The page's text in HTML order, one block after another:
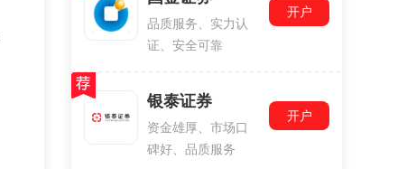
品质服务、实力认
证、安全可靠
开户
银泰证券
资金雄厚、市场口
碑好、品质服务
开户